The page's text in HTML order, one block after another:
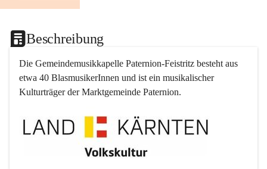
Beschreibung
Die Gemeindemusikkapelle Paternion-Feistritz besteht aus
etwa 40 BlasmusikerInnen und ist ein musikalischer
Kulturträger der Marktgemeinde Paternion.